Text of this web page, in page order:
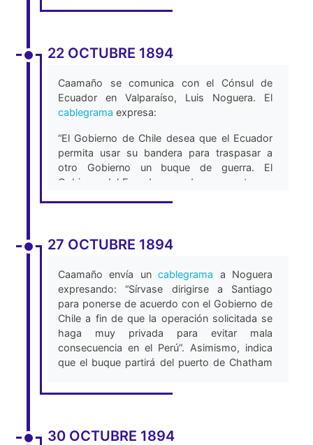
22 OCTUBRE 1894
Caamaño se comunica con el Cónsul de
Ecuador en Valparaíso, Luis Noguera. El
cablegrama expresa:
“El Gobierno de Chile desea que el Ecuador
permita usar su bandera para traspasar a
otro Gobierno un buque de guerra. El
Gobierno del Ecuador accede puramente por
de manera que se eviten complicaciones
sugiere como medidas convenientes que U.
lo haga parecer como interesado para
comprar dicho buque y así puede salir con
bandera Ecuatoriana como en viaje de prueba
a Honolulu u otro puerto y allí tomar la
bandera del verdadero comprador,
declarando que el buque por sus
consideración que el Gobierno del Ecuador
27 OCTUBRE 1894
Caamaño envía uncablegrama a Noguera
expresando: “Sírvase dirigirse a Santiago
para ponerse de acuerdo con el Gobierno de
Chile a fin de que la operación solicitada se
haga muy privada para evitar mala
consecuencia en el Perú”. Asimismo, indica
que el buque partirá del puerto de Chatham
San Cristóbal) como supuesto viaje de
gobierno ecuatoriano no tendría más relación
30 OCTUBRE 1894